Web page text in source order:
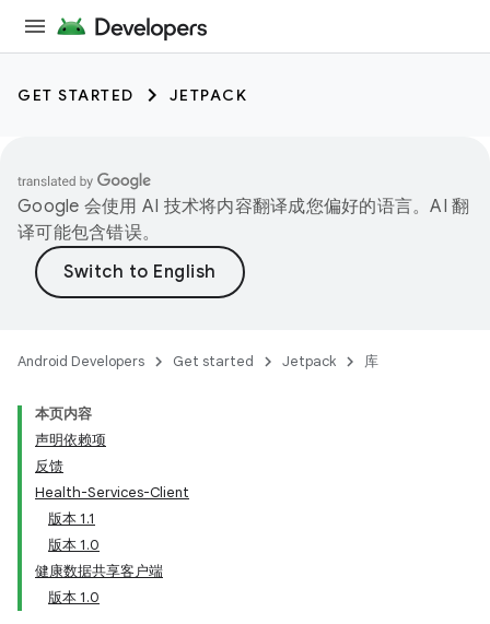
GET STARTED JETPACK
Google 会使用 AI 技术将内容翻译成您偏好的语言。AI 翻
译可能包含错误。
Android Developers Get started Jetpack 库
本页内容
声明依赖项
反馈
Health-Services-Client
版本 1.1
版本 1.0
健康数据共享客户端
版本 1.0